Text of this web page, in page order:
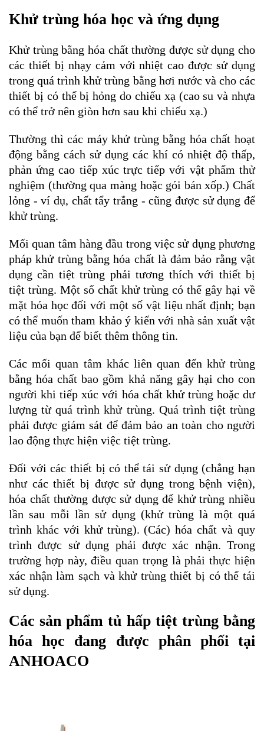
Khử trùng hóa học và ứng dụng
Khử trùng bằng hóa chất thường được sử dụng cho
các thiết bị nhạy cảm với nhiệt cao được sử dụng
trong quá trình khử trùng bằng hơi nước và cho các
thiết bị có thể bị hỏng do chiếu xạ (cao su và nhựa
có thể trở nên giòn hơn sau khi chiếu xạ.)
Thường thì các máy khử trùng bằng hóa chất hoạt
động bằng cách sử dụng các khí có nhiệt độ thấp,
phản ứng cao tiếp xúc trực tiếp với vật phẩm thử
nghiệm (thường qua màng hoặc gói bán xốp.) Chất
lỏng - ví dụ, chất tẩy trắng - cũng được sử dụng để
khử trùng.
Mối quan tâm hàng đầu trong việc sử dụng phương
pháp khử trùng bằng hóa chất là đảm bảo rằng vật
dụng cần tiệt trùng phải tương thích với thiết bị
tiệt trùng. Một số chất khử trùng có thể gây hại về
mặt hóa học đối với một số vật liệu nhất định; bạn
có thể muốn tham khảo ý kiến ​​với nhà sản xuất vật
liệu của bạn để biết thêm thông tin.
Các mối quan tâm khác liên quan đến khử trùng
bằng hóa chất bao gồm khả năng gây hại cho con
người khi tiếp xúc với hóa chất khử trùng hoặc dư
lượng từ quá trình khử trùng. Quá trình tiệt trùng
phải được giám sát để đảm bảo an toàn cho người
lao động thực hiện việc tiệt trùng.
Đối với các thiết bị có thể tái sử dụng (chẳng hạn
như các thiết bị được sử dụng trong bệnh viện),
hóa chất thường được sử dụng để khử trùng nhiều
lần sau mỗi lần sử dụng (khử trùng là một quá
trình khác với khử trùng). (Các) hóa chất và quy
trình được sử dụng phải được xác nhận. Trong
trường hợp này, điều quan trọng là phải thực hiện
xác nhận làm sạch và khử trùng thiết bị có thể tái
sử dụng.
Các sản phẩm tủ hấp tiệt trùng bằng
hóa học đang được phân phối tại
ANHOACO